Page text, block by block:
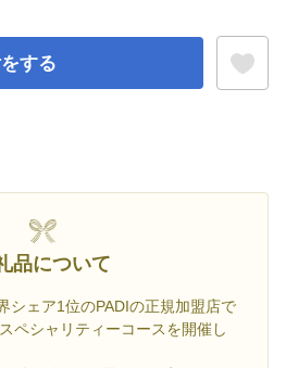
する
品について
シェア1位のPADIの正規加盟店で
ペシャリティーコースを開催し